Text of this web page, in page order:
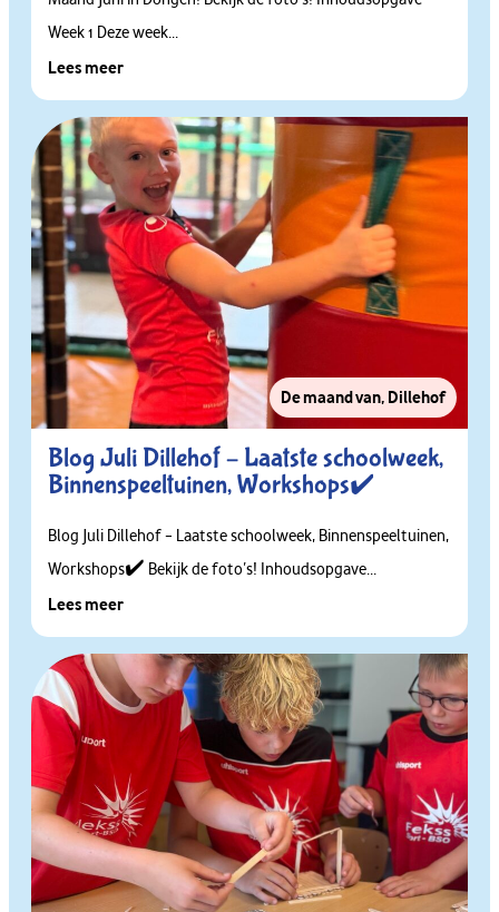
Week 1 Deze week...
Lees meer
De maand van, Dillehof
Blog Juli Dillehof – Laatste schoolweek,
Binnenspeeltuinen, Workshops✔️
Blog Juli Dillehof – Laatste schoolweek, Binnenspeeltuinen,
Workshops✔️ Bekijk de foto’s! Inhoudsopgave...
Lees meer